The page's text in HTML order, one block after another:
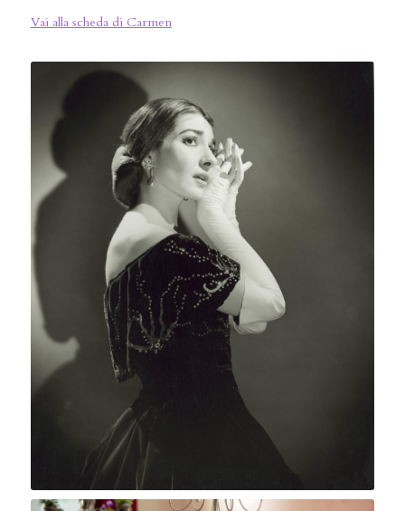
Vai alla scheda di Carmen